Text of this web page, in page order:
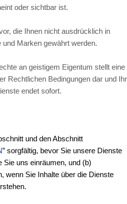
oder sichtbar ist.
die Ihnen nicht ausdrücklich in
und Marken gewährt werden.
an geistigem Eigentum stellt eine
Rechtlichen Bedingungen dar und Ihr
endet sofort.
und den Abschnitt
” sorgfältig, bevor Sie unsere Dienste
Sie uns einräumen, und (b)
wenn Sie Inhalte über die Dienste